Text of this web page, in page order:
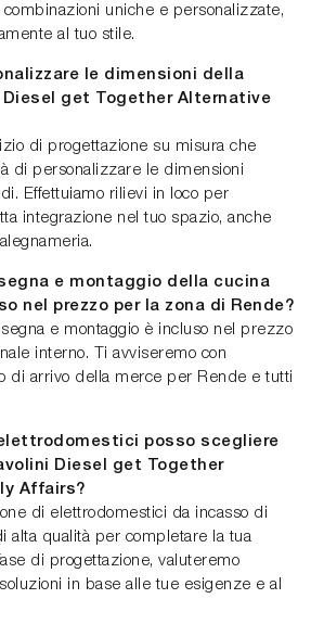
uniche e personalizzate,
al tuo stile.
le dimensioni della
get Together Alternative
di progettazione su misura che
di personalizzare le dimensioni
Effettuiamo rilievi in loco per
integrazione nel tuo spazio, anche
e montaggio della cucina
nel prezzo per la zona di Rende?
e montaggio è incluso nel prezzo
interno. Ti avviseremo con
di arrivo della merce per Rende e tutti
posso scegliere
Diesel get Together
Affairs?
di elettrodomestici da incasso di
alta qualità per completare la tua
di progettazione, valuteremo
in base alle tue esigenze e al